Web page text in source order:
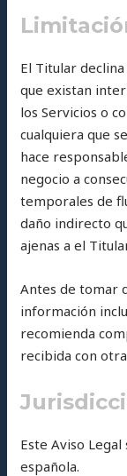
El Titular
que existan
los Servicios o
cualquiera que
hace
negocio a
temporales de
daño indirecto
ajenas a el
Antes de tomar
información
recomienda
recibida con
Este Aviso
española.